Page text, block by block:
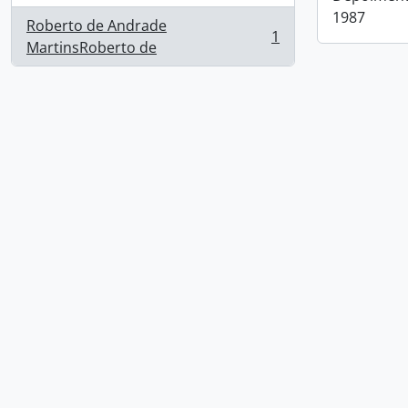
Roberto de Andrade
MartinsRoberto de
, 1 resultados 1
1987